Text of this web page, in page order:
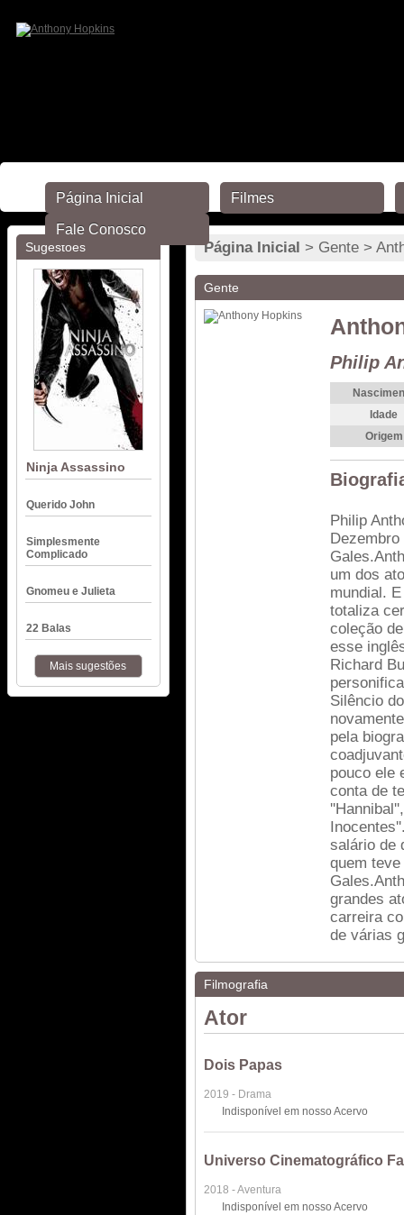
Sugestões
Ninja Assassino
Querido John
Simplesmente
Complicado
Gnomeu e Julieta
22 Balas
Mais sugestões
Página Inicial > Gente >
Gente
Philip
Idade
Origem
Philip
um dos
mundial.
totaliza
coleção
esse
Richard
Silêncio
pela
pouco ele
conta de
salário de
quem
grandes
carreira
de várias
Filmografia
Ator
Dois Papas
2019 - Drama
Indisponível em nosso Acervo
Universo Cinematográfico
2018 - Aventura
Indisponível em nosso Acervo
Página Inicial Filmes
Fale Conosco